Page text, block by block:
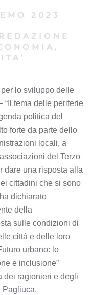
2023
REDAZIONE
lo sviluppo delle
“Il tema delle periferie
politica del
forte da parte dello
locali, a
del Terzo
dare una risposta alla
cittadini che si sono
dichiarato
della
sulle condizioni di
città e delle loro
urbano: lo
e inclusione”
dei ragionieri e degli
Pagliuca.